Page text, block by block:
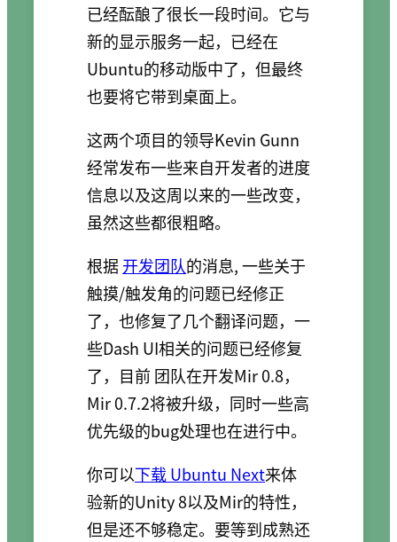
已经酝酿了很长一段时间。它与
新的显示服务一起，已经在
Ubuntu的移动版中了，但最终
也要将它带到桌面上。
这两个项目的领导Kevin Gunn
经常发布一些来自开发者的进度
信息以及这周以来的一些改变，
虽然这些都很粗略。
根据开发团队的消息, 一些关于
触摸/触发角的问题已经修正
了，也修复了几个翻译问题，一
些Dash UI相关的问题已经修复
了，目前 团队在开发Mir 0.8，
Mir 0.7.2将被升级，同时一些高
优先级的bug处理也在进行中。
你可以下载 Ubuntu Next来体
验新的Unity 8以及Mir的特性，
但是还不够稳定。要等到成熟还